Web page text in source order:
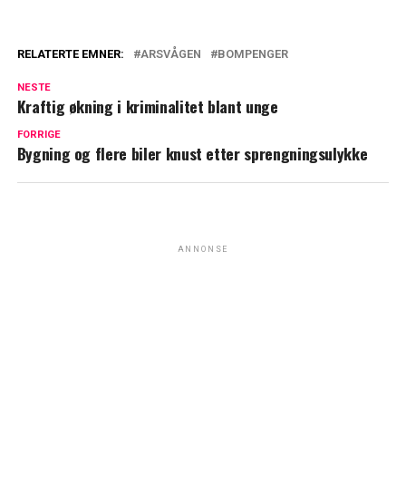
RELATERTE EMNER: ARSVÅGEN BOMPENGER
NESTE
Kraftig økning i kriminalitet blant unge
FORRIGE
Bygning og flere biler knust etter sprengningsulykke
ANNONSE